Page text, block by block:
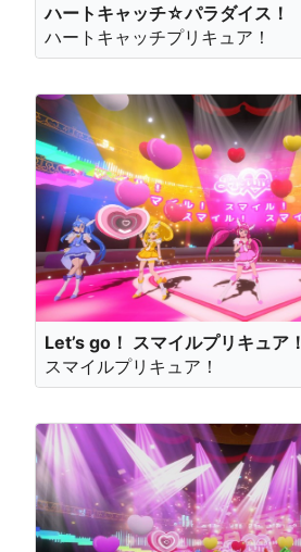
ハートキャッチ☆パラダイス！
ハートキャッチプリキュア！
Let’s go！ スマイルプリキュア！
スマイルプリキュア！